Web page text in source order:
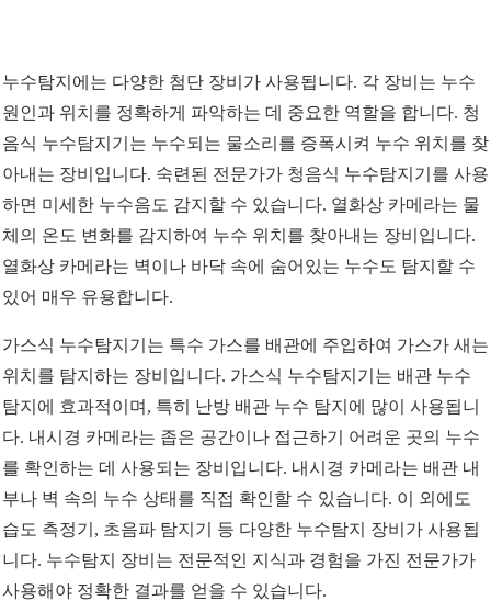
누수탐지에는 다양한 첨단 장비가 사용됩니다. 각 장비는 누수
원인과 위치를 정확하게 파악하는 데 중요한 역할을 합니다. 청
음식 누수탐지기는 누수되는 물소리를 증폭시켜 누수 위치를 찾
아내는 장비입니다. 숙련된 전문가가 청음식 누수탐지기를 사용
하면 미세한 누수음도 감지할 수 있습니다. 열화상 카메라는 물
체의 온도 변화를 감지하여 누수 위치를 찾아내는 장비입니다.
열화상 카메라는 벽이나 바닥 속에 숨어있는 누수도 탐지할 수
있어 매우 유용합니다.
가스식 누수탐지기는 특수 가스를 배관에 주입하여 가스가 새는
위치를 탐지하는 장비입니다. 가스식 누수탐지기는 배관 누수
탐지에 효과적이며, 특히 난방 배관 누수 탐지에 많이 사용됩니
다. 내시경 카메라는 좁은 공간이나 접근하기 어려운 곳의 누수
를 확인하는 데 사용되는 장비입니다. 내시경 카메라는 배관 내
부나 벽 속의 누수 상태를 직접 확인할 수 있습니다. 이 외에도
습도 측정기, 초음파 탐지기 등 다양한 누수탐지 장비가 사용됩
니다. 누수탐지 장비는 전문적인 지식과 경험을 가진 전문가가
사용해야 정확한 결과를 얻을 수 있습니다.